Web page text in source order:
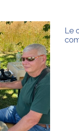
Le